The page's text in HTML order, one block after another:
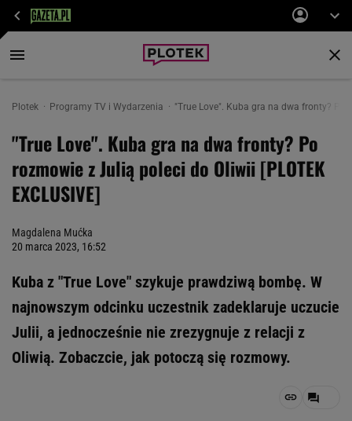
Plotek Programy TV i Wydarzenia "True Love". Kuba gra na dwa fronty? Po
"True Love". Kuba gra na dwa fronty? Po
rozmowie z Julią poleci do Oliwii [PLOTEK
EXCLUSIVE]
Magdalena Mućka
20 marca 2023, 16:52
Kuba z "True Love" szykuje prawdziwą bombę. W
najnowszym odcinku uczestnik zadeklaruje uczucie
Julii, a jednocześnie nie zrezygnuje z relacji z
Oliwią. Zobaczcie, jak potoczą się rozmowy.